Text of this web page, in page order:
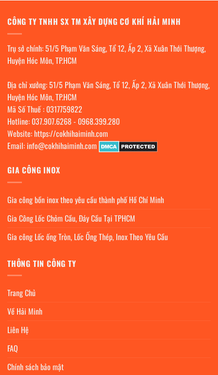
CÔNG TY TNHH SX TM XÂY DỰNG CƠ KHÍ HẢI MINH
Trụ sở chính: 51/5 Phạm Văn Sáng, Tổ 12, Ấp 2, Xã Xuân Thới Thượng,
Huyện Hóc Môn, TP.HCM
Địa chỉ xưởng: 51/5 Phạm Văn Sáng, Tổ 12, Ấp 2, Xã Xuân Thới Thượng,
Huyện Hóc Môn, TP.HCM
Mã Số Thuế : 0317759822
Hotline: 037.907.6268- 0968.399.280
Website: https://cokhihaiminh.com
Email: info@cokhihaiminh.com
GIA CÔNG INOX
Gia công bồn inox theo yêu cầu thành phố Hồ Chí Minh
Gia Công Lốc Chỏm Cầu, Đáy Cầu Tại TPHCM
Gia công Lốc ống Tròn, Lốc Ống Thép, Inox Theo Yêu Cầu
THÔNG TIN CÔNG TY
Trang Chủ
Về Hải Minh
Liên Hệ
FAQ
Chính sách bảo mật